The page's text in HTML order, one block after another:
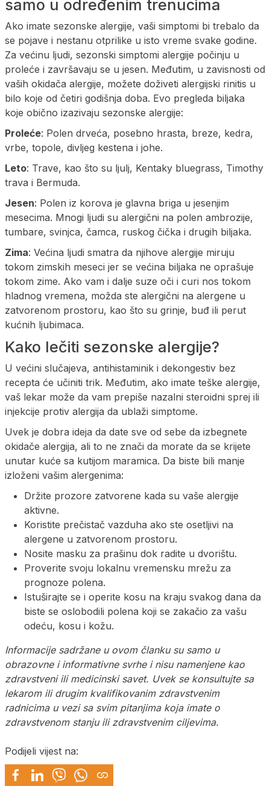
samo u određenim trenucima
Ako imate sezonske alergije, vaši simptomi bi trebalo da
se pojave i nestanu otprilike u isto vreme svake godine.
Za većinu ljudi, sezonski simptomi alergije počinju u
proleće i završavaju se u jesen. Međutim, u zavisnosti od
vaših okidača alergije, možete doživeti alergijski rinitis u
bilo koje od četiri godišnja doba. Evo pregleda biljaka
koje obično izazivaju sezonske alergije:
Proleće: Polen drveća, posebno hrasta, breze, kedra,
vrbe, topole, divljeg kestena i johe.
Leto: Trave, kao što su ljulj, Kentaky bluegrass, Timothy
trava i Bermuda.
Jesen: Polen iz korova je glavna briga u jesenjim
mesecima. Mnogi ljudi su alergični na polen ambrozije,
tumbare, svinjca, čamca, ruskog čička i drugih biljaka.
Zima: Većina ljudi smatra da njihove alergije miruju
tokom zimskih meseci jer se većina biljaka ne oprašuje
tokom zime. Ako vam i dalje suze oči i curi nos tokom
hladnog vremena, možda ste alergični na alergene u
zatvorenom prostoru, kao što su grinje, buđ ili perut
kućnih ljubimaca.
Kako lečiti sezonske alergije?
U većini slučajeva, antihistaminik i dekongestiv bez
recepta će učiniti trik. Međutim, ako imate teške alergije,
vaš lekar može da vam prepiše nazalni steroidni sprej ili
injekcije protiv alergija da ublaži simptome.
Uvek je dobra ideja da date sve od sebe da izbegnete
okidače alergija, ali to ne znači da morate da se krijete
unutar kuće sa kutijom maramica. Da biste bili manje
izloženi vašim alergenima:
Držite prozore zatvorene kada su vaše alergije
aktivne.
Koristite prečistač vazduha ako ste osetljivi na
alergene u zatvorenom prostoru.
Nosite masku za prašinu dok radite u dvorištu.
Proverite svoju lokalnu vremensku mrežu za
prognoze polena.
Istuširajte se i operite kosu na kraju svakog dana da
biste se oslobodili polena koji se zakačio za vašu
odeću, kosu i kožu.
Informacije sadržane u ovom članku su samo u
obrazovne i informativne svrhe i nisu namenjene kao
zdravstveni ili medicinski savet. Uvek se konsultujte sa
lekarom ili drugim kvalifikovanim zdravstvenim
radnicima u vezi sa svim pitanjima koja imate o
zdravstvenom stanju ili zdravstvenim ciljevima.
Podijeli vijest na: